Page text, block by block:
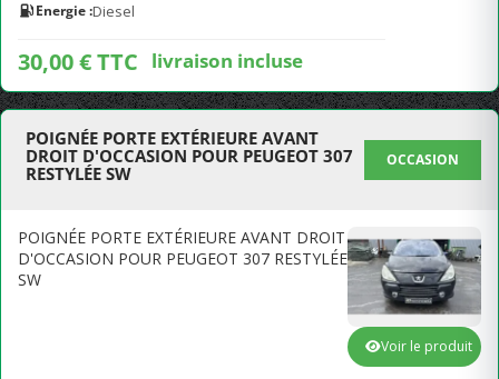
Energie :Diesel
30,00 € TTC livraison incluse
POIGNÉE PORTE EXTÉRIEURE AVANT
DROIT D'OCCASION POUR PEUGEOT 307
RESTYLÉE SW
OCCASION
POIGNÉE PORTE EXTÉRIEURE AVANT DROIT
D'OCCASION POUR PEUGEOT 307 RESTYLÉE
SW
Voir le produit